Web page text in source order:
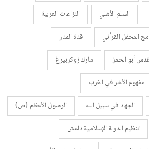
السلم الأهلي
النزاعات العربية
المحفل القرأني
قناة المنار
أبو الحمز
مارك زوكربيرغ
مفهوم الأخر في الغرب
الجهاد في سبيل الله
الرسول الأعظم (ص)
تنظيم الدولة الإسلامية داعش